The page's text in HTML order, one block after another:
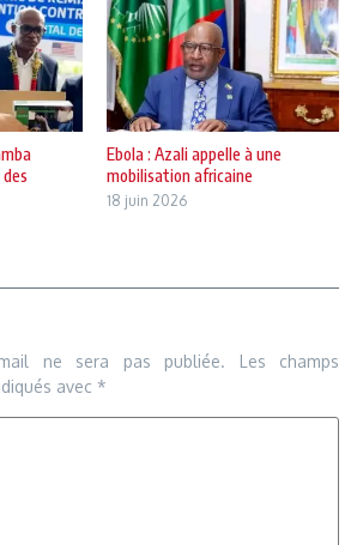
Ebola : Azali appelle à une
mobilisation africaine
18 juin 2026
ne sera pas publiée.
Les champs
avec *